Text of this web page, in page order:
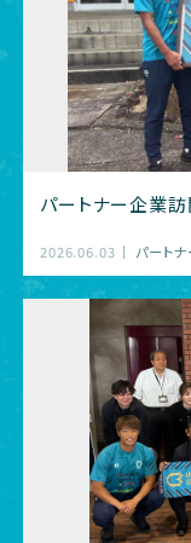
パートナー企業
2026.06.03 パートナ